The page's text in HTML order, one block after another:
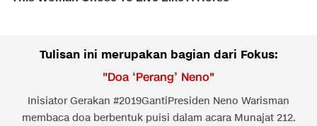
Tulisan ini merupakan bagian dari Fokus:
"Doa ‘Perang’ Neno"
Inisiator Gerakan #2019GantiPresiden Neno Warisman
membaca doa berbentuk puisi dalam acara Munajat 212.